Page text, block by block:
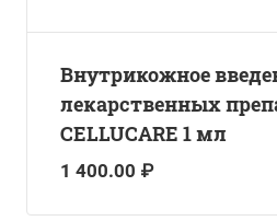
Внутрикожное
лекарственных
CELLUCARE 1 мл
1 400.00 ₽